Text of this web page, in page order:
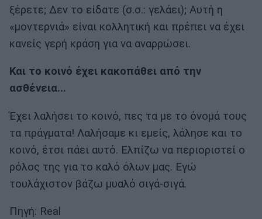
ξέρετε; ∆εν το είδατε (σ.σ.: γελάει); Αυτή η
«µοντερνιά» είναι κολλητική και πρέπει να έχει
κανείς γερή κράση για να αναρρώσει.
Και το κοινό έχει κακοπάθει από την
ασθένεια...
Έχει λαλήσει το κοινό, πες τα µε το όνοµά τους
τα πράγµατα! Λαλήσαµε κι εµείς, λάλησε και το
κοινό, έτσι πάει αυτό. Ελπίζω να περιοριστεί ο
ρόλος της για το καλό όλων µας. Εγώ
τουλάχιστον βάζω µυαλό σιγά-σιγά.
Πηγή: Real